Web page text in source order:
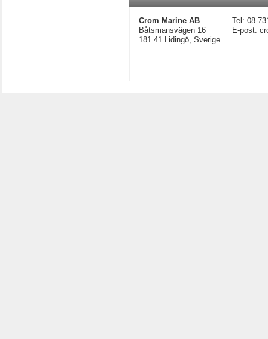
Crom Marine AB
Båtsmansvägen 16
181 41 Lidingö, Sverige
Tel: 08-
E-post: